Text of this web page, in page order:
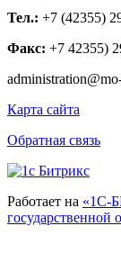
Тел.: +7 (42355)
Факс: +7 42355)
Карта сайта
Обратная связь
Работает на «1С-
государственной